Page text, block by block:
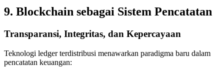
9. Blockchain sebagai Sistem Pencatatan
Transparansi, Integritas, dan Kepercayaan
Teknologi ledger terdistribusi menawarkan paradigma baru dalam
pencatatan keuangan: